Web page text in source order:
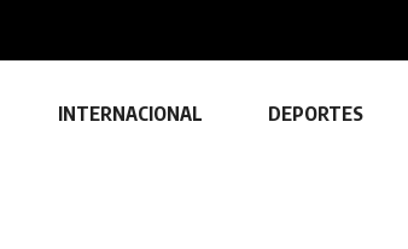
INTERNACIONAL DEPORTES